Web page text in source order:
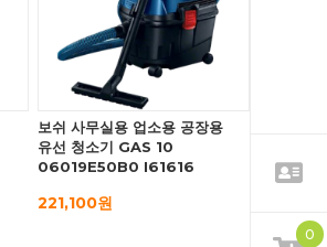
0
보쉬 사무실용 업소용 공장용
유선 청소기 GAS 10
06019E50B0 I61616
221,100원